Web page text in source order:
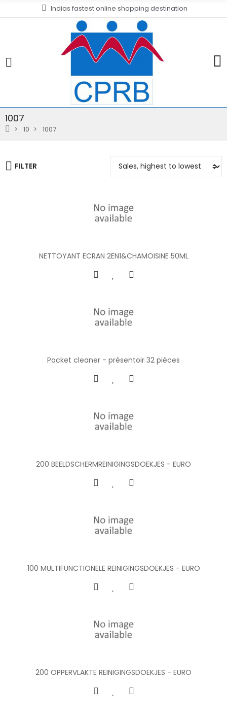
Indias fastest online shopping destination
1007
10 1007
FILTER
NETTOYANT ECRAN 2EN1&CHAMOISINE 50ML
Pocket cleaner - présentoir 32 pièces
200 BEELDSCHERMREINIGINGSDOEKJES - EURO
100 MULTIFUNCTIONELE REINIGINGSDOEKJES - EURO
200 OPPERVLAKTE REINIGINGSDOEKJES - EURO